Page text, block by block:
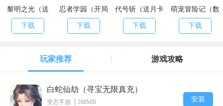
黎明之光（送
500W钻石）
下载
忍者学园（开局
SSS）
下载
代号斩（送月卡
送8000）
下载
萌宠冒险记（数
码无限抽）
下载
玩家推荐 游戏攻略
白蛇仙劫（寻宝无限真充）
变态手游
268MB
安装